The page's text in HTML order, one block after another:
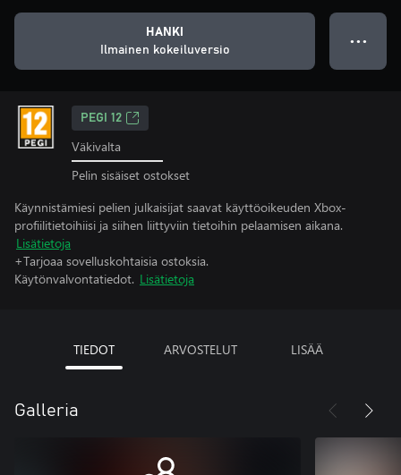
HANKI
Ilmainen kokeiluversio
● ● ●
PEGI 12
Väkivalta
Pelin sisäiset ostokset
Käynnistämiesi pelien julkaisijat saavat käyttöoikeuden Xbox-
profiilitietoihiisi ja siihen liittyviin tietoihin pelaamisen aikana.
Lisätietoja
+Tarjoaa sovelluskohtaisia ostoksia.
Käytönvalvontatiedot. Lisätietoja
TIEDOT ARVOSTELUT LISÄÄ
Galleria